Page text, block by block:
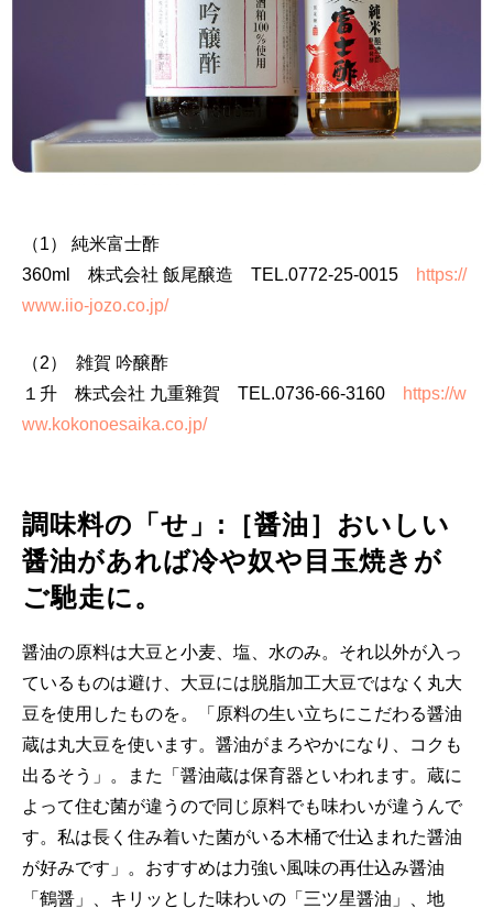
（1） 純米富士酢
360ml 株式会社 飯尾醸造 TEL.0772-25-0015
https://
www.iio-jozo.co.jp/
（2） 雑賀 吟醸酢
１升 株式会社 九重雜賀 TEL.0736-66-3160
https://w
ww.kokonoesaika.co.jp/
調味料の「せ」:［醤油］おいしい
醤油があれば冷や奴や目玉焼きが
ご馳走に。
醤油の原料は大豆と小麦、塩、水のみ。それ以外が入っ
ているものは避け、大豆には脱脂加工大豆ではなく丸大
豆を使用したものを。「原料の生い立ちにこだわる醤油
蔵は丸大豆を使います。醤油がまろやかになり、コクも
出るそう」。また「醤油蔵は保育器といわれます。蔵に
よって住む菌が違うので同じ原料でも味わいが違うんで
す。私は長く住み着いた菌がいる木桶で仕込まれた醤油
が好みです」。おすすめは力強い風味の再仕込み醤油
「鶴醤」、キリッとした味わいの「三ツ星醤油」、地